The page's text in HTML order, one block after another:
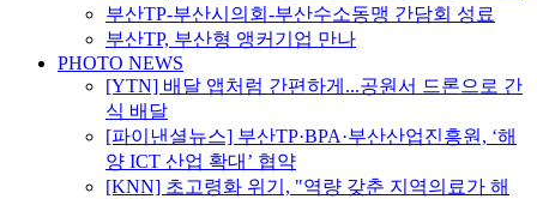
부산TP-부산시의회-부산수소동맹 간담회 성료
부산TP, 부산형 앵커기업 만나
PHOTO NEWS
[YTN] 배달 앱처럼 간편하게...공원서 드론으로 간
식 배달
[파이낸셜뉴스] 부산TP·BPA·부산산업진흥원, ‘해
양 ICT 산업 확대’ 협약
[KNN] 초고령화 위기, "역량 갖춘 지역의료가 해